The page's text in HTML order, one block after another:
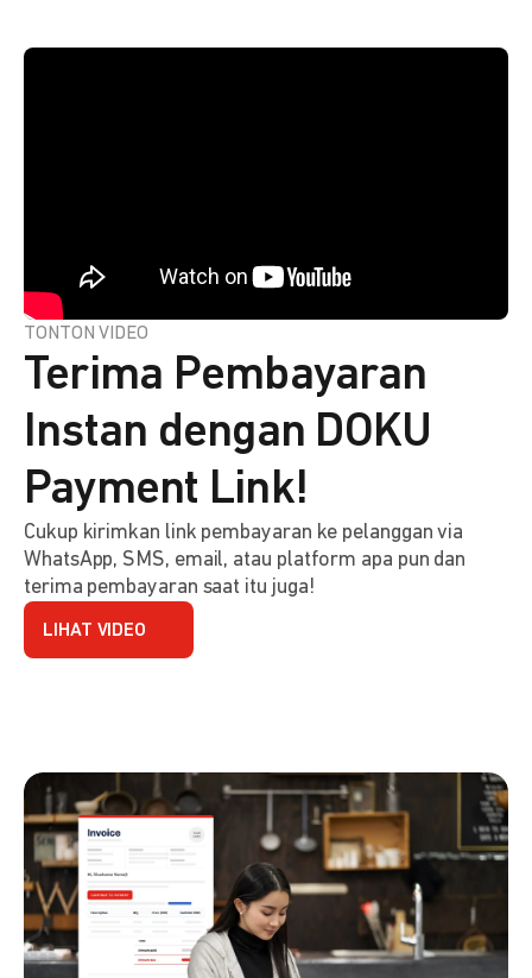
TONTON VIDEO
Terima Pembayaran
Instan dengan DOKU
Payment Link!
Cukup kirimkan link pembayaran ke pelanggan via
WhatsApp, SMS, email, atau platform apa pun dan
terima pembayaran saat itu juga!
LIHAT VIDEO